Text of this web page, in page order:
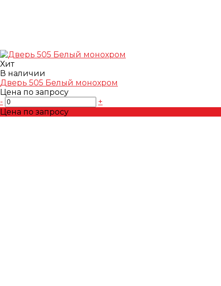
Хит
В наличии
Дверь 505 Белый монохром
Цена по запросу
-
+
Цена по запросу